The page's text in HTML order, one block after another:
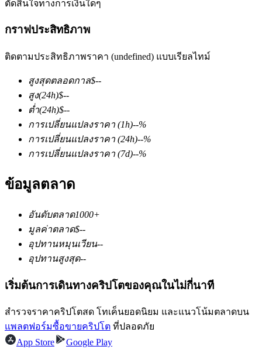
ฟิวเจอร์ส COIN-M
ฟิวเจอร์สสกุลเงินดิจิทัล
TradFi
อนุพันธ์ของหุ้น ฟอเร็กซ์ โลหะมีค่า และสินค้าโภคภัณฑ์
ตัดสินใจทางการเงินใดๆ
กราฟประสิทธิภาพ
ติดตามประสิทธิภาพราคา (undefined) แบบเรียลไทม์
สูงสุดตลอดกาล$--
สูง(24h)$--
ต่ำ(24h)$--
การเปลี่ยนแปลงราคา (1h)--%
การเปลี่ยนแปลงราคา (24h)--%
การเปลี่ยนแปลงราคา (7d)--%
ข้อมูลตลาด
อันดับตลาด1000+
มูลค่าตลาด$--
อุปทานหมุนเวียน--
อุปทานสูงสุด--
เริ่มต้นการเดินทางคริปโตของคุณในไม่กี่นาที
สำรวจราคาคริปโตสด โทเค็นยอดนิยม และแนวโน้มตลาดบน
แพลตฟอร์มซื้อขายคริปโต ที่ปลอดภัย
App Store
Google Play